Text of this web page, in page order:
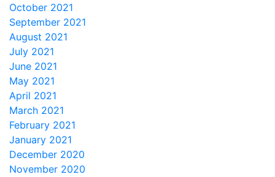
October 2021
September 2021
August 2021
July 2021
June 2021
May 2021
April 2021
March 2021
February 2021
January 2021
December 2020
November 2020